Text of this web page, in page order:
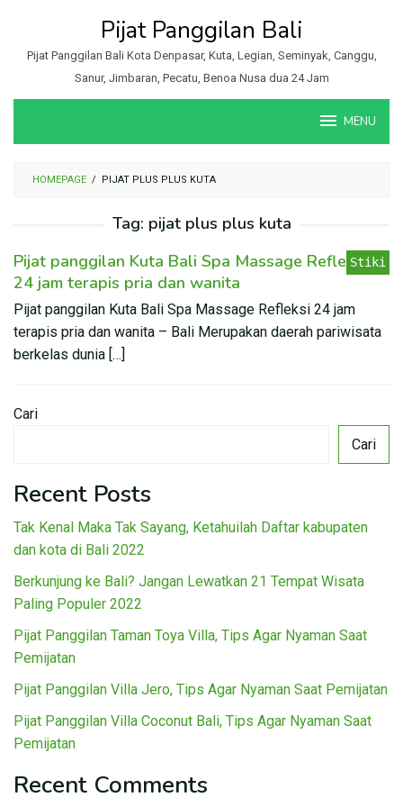
konten
Pijat Panggilan Bali
Pijat Panggilan Bali Kota Denpasar, Kuta, Legian, Seminyak, Canggu,
Sanur, Jimbaran, Pecatu, Benoa Nusa dua 24 Jam
MENU
HOMEPAGE / PIJAT PLUS PLUS KUTA
Tag: pijat plus plus kuta
Pijat panggilan Kuta Bali Spa Massage Refleksi
24 jam terapis pria dan wanita
Pijat panggilan Kuta Bali Spa Massage Refleksi 24 jam
terapis pria dan wanita – Bali Merupakan daerah pariwisata
berkelas dunia […]
Stiki
Cari
Cari
Recent Posts
Tak Kenal Maka Tak Sayang, Ketahuilah Daftar kabupaten
dan kota di Bali 2022
Berkunjung ke Bali? Jangan Lewatkan 21 Tempat Wisata
Paling Populer 2022
Pijat Panggilan Taman Toya Villa, Tips Agar Nyaman Saat
Pemijatan
Pijat Panggilan Villa Jero, Tips Agar Nyaman Saat Pemijatan
Pijat Panggilan Villa Coconut Bali, Tips Agar Nyaman Saat
Pemijatan
Recent Comments